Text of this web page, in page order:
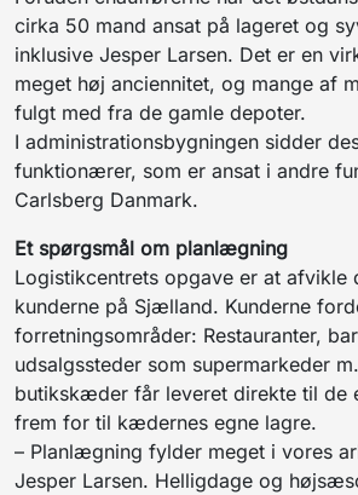
cirka 50 mand ansat på lageret og
inklusive Jesper Larsen. Det er en
meget høj anciennitet, og mange af
fulgt med fra de gamle depoter.
I administrationsbygningen sidder
funktionærer, som er ansat i andre
Carlsberg Danmark.
Et spørgsmål om planlægning
Logistikcentrets opgave er at afvikle
kunderne på Sjælland. Kunderne
forretningsområder: Restauranter,
udsalgssteder som supermarkeder
butikskæder får leveret direkte til de
frem for til kædernes egne lagre.
– Planlægning fylder meget i vores
Jesper Larsen. Helligdage og